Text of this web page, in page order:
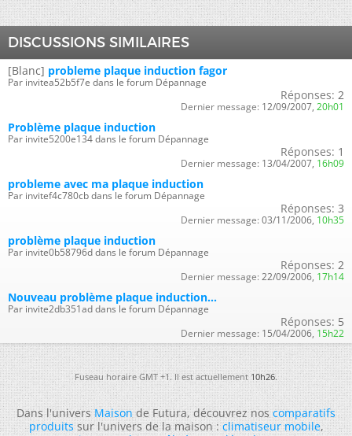
DISCUSSIONS SIMILAIRES
[Blanc] probleme plaque induction fagor
Par invitea52b5f7e dans le forum Dépannage
Réponses: 2
Dernier message: 12/09/2007, 20h01
Problème plaque induction
Par invite5200e134 dans le forum Dépannage
Réponses: 1
Dernier message: 13/04/2007, 16h09
probleme avec ma plaque induction
Par invitef4c780cb dans le forum Dépannage
Réponses: 3
Dernier message: 03/11/2006, 10h35
problème plaque induction
Par invite0b58796d dans le forum Dépannage
Réponses: 2
Dernier message: 22/09/2006, 17h14
Nouveau problème plaque induction...
Par invite2db351ad dans le forum Dépannage
Réponses: 5
Dernier message: 15/04/2006, 15h22
Fuseau horaire GMT +1. Il est actuellement 10h26.
Dans l'universMaisonde Futura, découvrez noscomparatifs
produitssur l'univers de la maison :climatiseur mobile,